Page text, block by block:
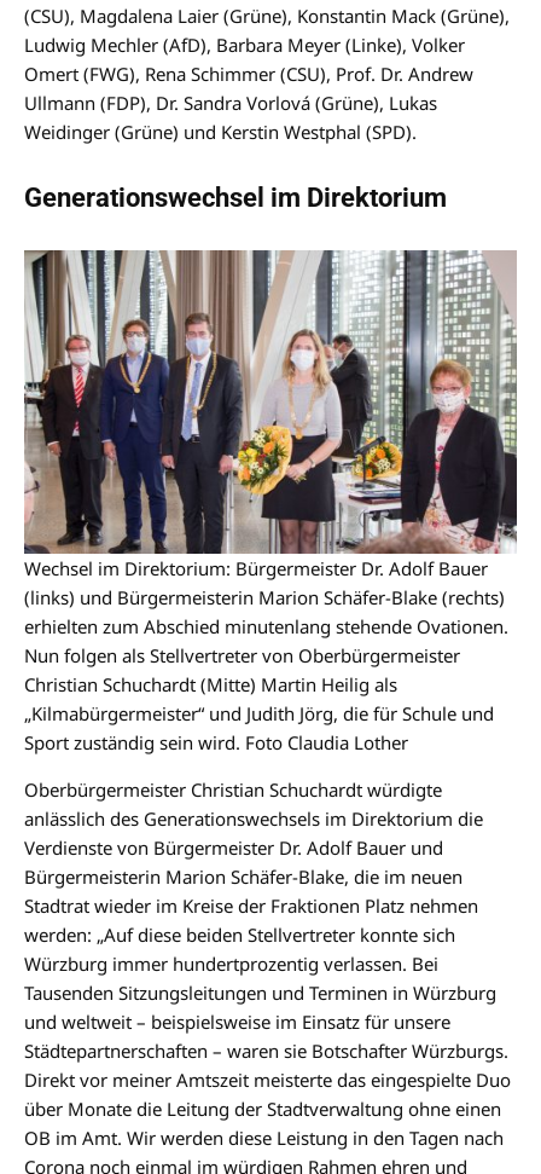
(CSU), Magdalena Laier (Grüne), Konstantin Mack (Grüne),
Ludwig Mechler (AfD), Barbara Meyer (Linke), Volker
Omert (FWG), Rena Schimmer (CSU), Prof. Dr. Andrew
Ullmann (FDP), Dr. Sandra Vorlová (Grüne), Lukas
Weidinger (Grüne) und Kerstin Westphal (SPD).
Generationswechsel im Direktorium
Wechsel im Direktorium: Bürgermeister Dr. Adolf Bauer
(links) und Bürgermeisterin Marion Schäfer-Blake (rechts)
erhielten zum Abschied minutenlang stehende Ovationen.
Nun folgen als Stellvertreter von Oberbürgermeister
Christian Schuchardt (Mitte) Martin Heilig als
„Kilmabürgermeister“ und Judith Jörg, die für Schule und
Sport zuständig sein wird. Foto Claudia Lother
Oberbürgermeister Christian Schuchardt würdigte
anlässlich des Generationswechsels im Direktorium die
Verdienste von Bürgermeister Dr. Adolf Bauer und
Bürgermeisterin Marion Schäfer-Blake, die im neuen
Stadtrat wieder im Kreise der Fraktionen Platz nehmen
werden: „Auf diese beiden Stellvertreter konnte sich
Würzburg immer hundertprozentig verlassen. Bei
Tausenden Sitzungsleitungen und Terminen in Würzburg
und weltweit – beispielsweise im Einsatz für unsere
Städtepartnerschaften – waren sie Botschafter Würzburgs.
Direkt vor meiner Amtszeit meisterte das eingespielte Duo
über Monate die Leitung der Stadtverwaltung ohne einen
OB im Amt. Wir werden diese Leistung in den Tagen nach
Corona noch einmal im würdigen Rahmen ehren und